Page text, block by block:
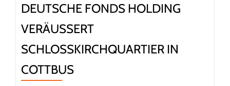
DEUTSCHE FONDS HOLDING
VERÄUSSERT S
CHLOSSKIRCHQUARTIER IN C
OTTBUS